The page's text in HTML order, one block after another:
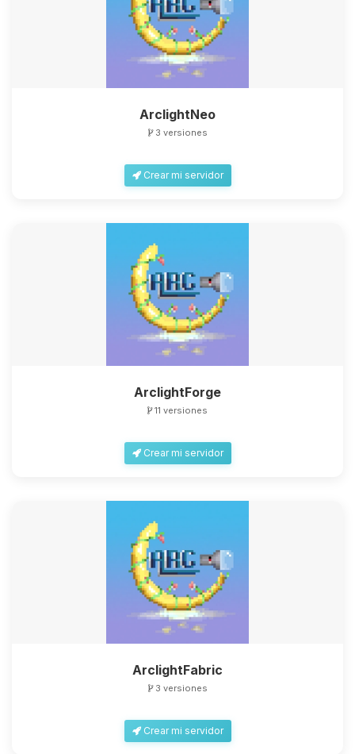
ArclightNeo
3 versiones
Crear mi servidor
ArclightForge
11 versiones
Crear mi servidor
ArclightFabric
3 versiones
Crear mi servidor